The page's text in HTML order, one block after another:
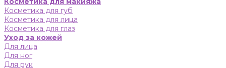
Косметика для губ
Косметика для лица
Косметика для глаз
Уход за кожей
Для лица
Для ног
Для рук